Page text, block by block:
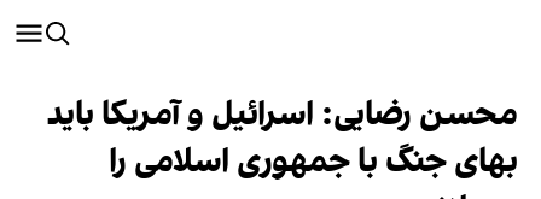
محسن رضایی: اسرائیل و آمریکا باید
بهای جنگ با جمهوری اسلامی را